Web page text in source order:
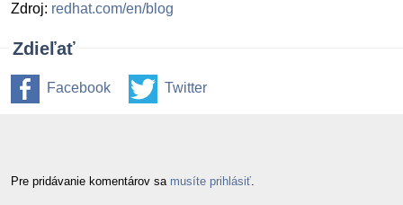
Zdroj: redhat.com/en/blog
Zdieľať
Facebook Twitter
Pre pridávanie komentárov sa musíte prihlásiť